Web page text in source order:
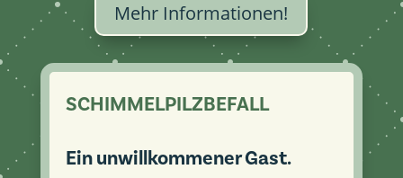
Mehr Informationen!
SCHIMMELPILZBEFALL
Ein unwillkommener Gast.